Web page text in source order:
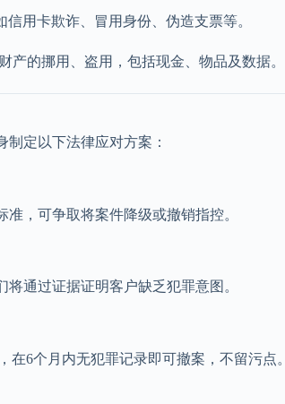
信用卡欺诈、冒用身份、伪造支票等。
产的挪用、盗用，包括现金、物品及数据。
定以下法律应对方案：
，可争取将案件降级或撤销指控。
通过证据证明客户缺乏犯罪意图。
6个月内无犯罪记录即可撤案，不留污点。